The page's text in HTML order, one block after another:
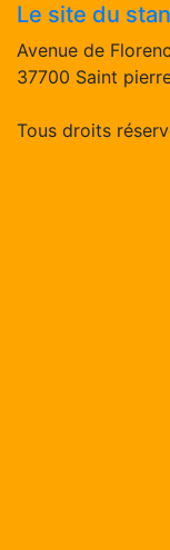
Le site du
Avenue de
37700 Saint
Tous droits